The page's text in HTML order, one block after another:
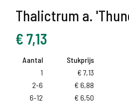
Thalictrum a.
€ 7,13
Aantal
Stukprijs
1
€ 7,13
2-6
€ 6,88
6-12
€ 6,50